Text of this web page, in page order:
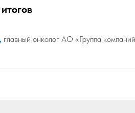
главный онколог АО «Группа